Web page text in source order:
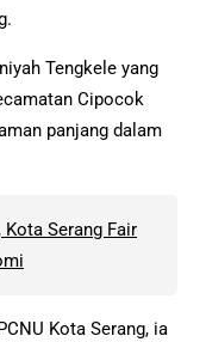
Tengkele yang
Cipocok
panjang dalam
Kota Serang Fair
Kota Serang, ia